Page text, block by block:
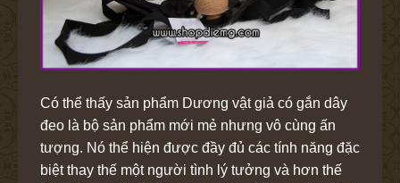
Có thể thấy sản phẩm Dương vật giả có gắn dây
đeo là bộ sản phẩm mới mẻ nhưng vô cùng ấn
tượng. Nó thể hiện được đầy đủ các tính năng đặc
biệt thay thế một người tình lý tưởng và hơn thế